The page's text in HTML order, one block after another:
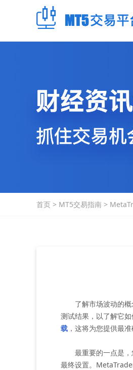
首页 > MT5交易指南 >
了解市场波动的概
测试结果，以了解它
载 ，这将为您提供最
最重要的一点是，
最终设置。